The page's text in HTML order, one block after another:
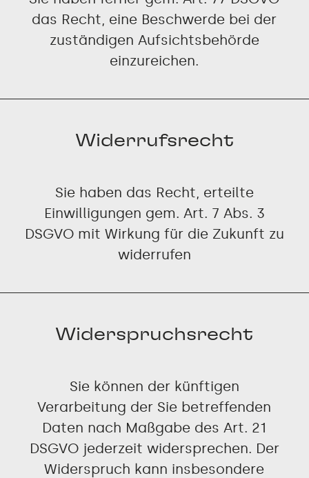
das Recht, eine Beschwerde bei der
zuständigen Aufsichtsbehörde
einzureichen.
Widerrufsrecht
Sie haben das Recht, erteilte
Einwilligungen gem. Art. 7 Abs. 3
DSGVO mit Wirkung für die Zukunft zu
widerrufen
Widerspruchsrecht
Sie können der künftigen
Verarbeitung der Sie betreffenden
Daten nach Maßgabe des Art. 21
DSGVO jederzeit widersprechen. Der
Widerspruch kann insbesondere